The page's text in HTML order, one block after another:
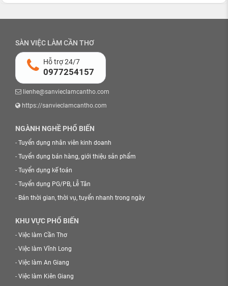
SÀN VIỆC LÀM CẦN THƠ
Hỗ trợ 24/7
0977254157
lienhe@sanvieclamcantho.com
https://sanvieclamcantho.com
NGÀNH NGHỀ PHỔ BIẾN
- Tuyển dụng nhân viên kinh doanh
- Tuyển dụng bán hàng, giới thiệu sản phẩm
- Tuyển dụng kế toán
- Tuyển dụng PG/PB, Lễ Tân
- Bán thời gian, thời vụ, tuyển nhanh trong ngày
KHU VỰC PHỔ BIẾN
- Việc làm Cần Thơ
- Việc làm Vĩnh Long
- Việc làm An Giang
- Việc làm Kiên Giang